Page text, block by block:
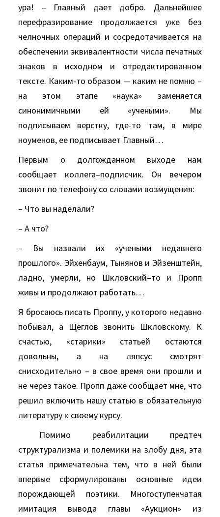
ура! – Главный дает добро. Дальнейшее
перефразирование продолжается уже без
челночных операций и сосредотачивается на
обеспечении эквивалентности числа печатных
знаков в исходном и отредактированном
тексте. Каким-то образом — каким не помню –
на этом этапе «наука» заменяется
синонимичными ей «учеными». Мы
подписываем верстку, где-то там, в мире
ноуменов, ее подписывает Главный…
Первым о долгожданном выходе нам
сообщает коллега–подписчик. Он вечером
звонит по телефону со словами возмущения:
– Что вы наделали?
– А что?
– Вы назвали их «учеными недавнего
прошлого». Эйхенбаум, Тынянов и Эйзенштейн,
ладно, умерли, но Шкловский–то и Пропп
живы и продолжают работать…
Я бросаюсь писать Проппу, у которого недавно
побывал, а Щеглов звонить Шкловскому. К
счастью, «старики» статьей остаются
довольны, а на ляпсус смотрят
снисходительно – в свое время они прошли и
не через такое. Пропп даже сообщает мне, что
решил включить нашу статью в обязательную
литературу к своему курсу.
Помимо реабилитации предтеч
структурализма и полемики на злобу дня, эта
статья примечательна тем, что в ней были
впервые сформулированы основные идеи
порождающей поэтики. Многоступенчатая
имитация вывода главы «Аукцион» из